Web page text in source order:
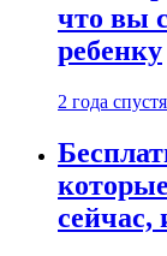
что вы
ребенку
2 года спустя
сейчас,